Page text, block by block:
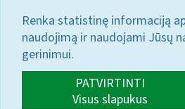
Renka statistinę informaciją
naudojimą ir naudojami Jūsų
gerinimui.
PATVIRTINTI
Visus slapukus